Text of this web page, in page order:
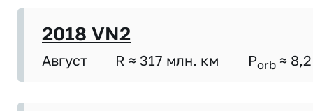
2018 VN2
Август R ≈ 317 млн. км Porb ≈ 8,2